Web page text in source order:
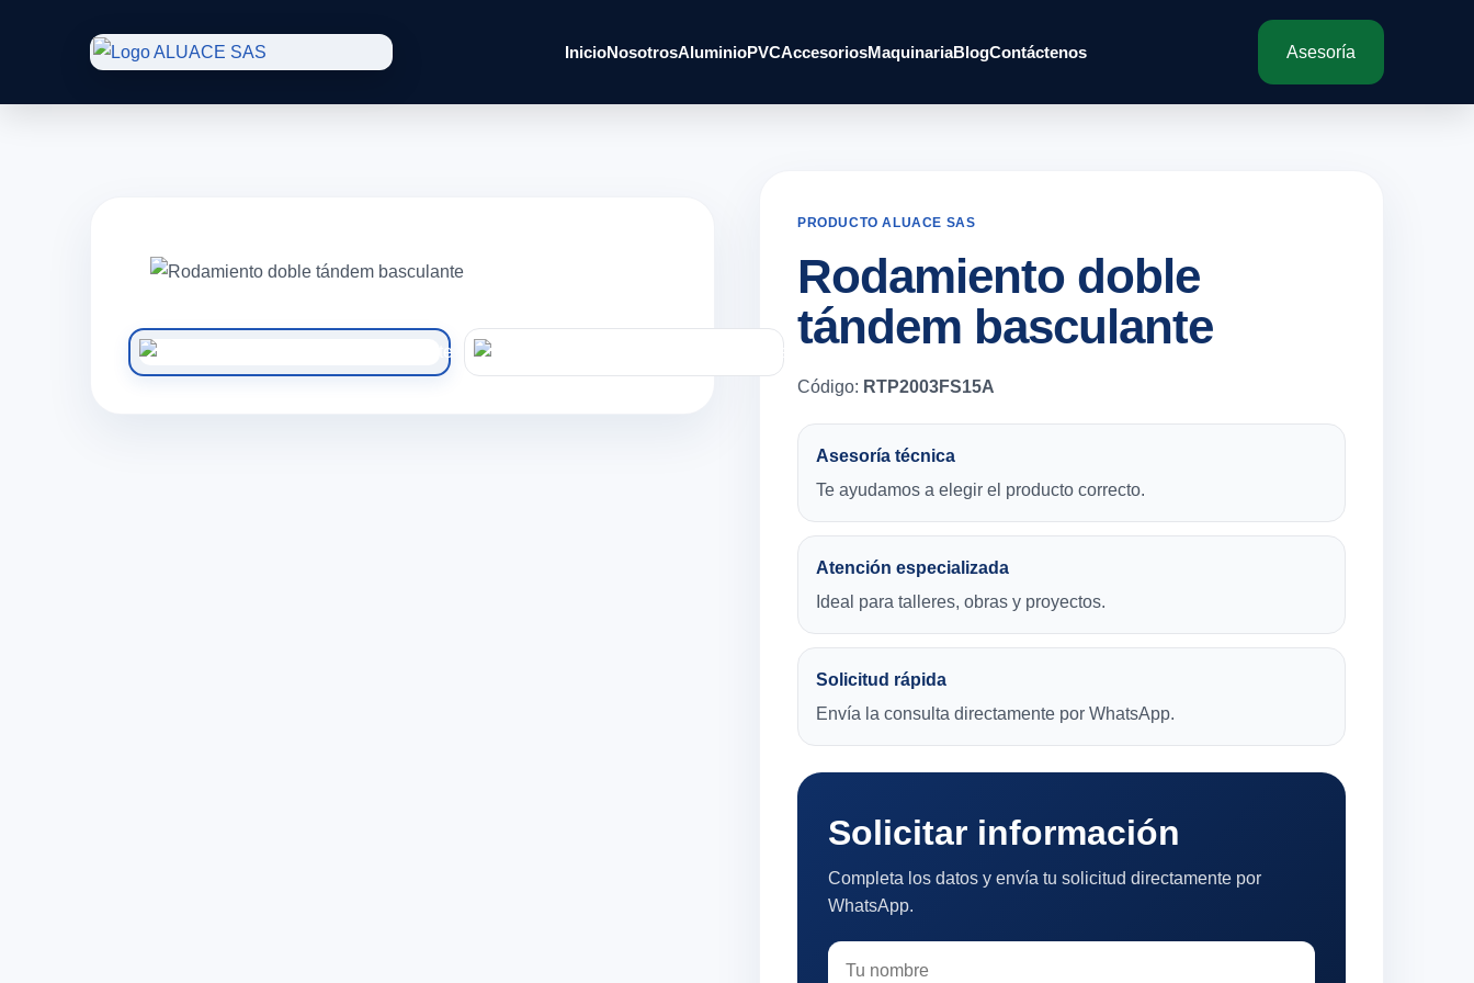
InicioNosotrosAluminioPVCAccesoriosMaquinariaBlogContáctenos Asesoría
PRODUCTO ALUACE SAS
Rodamiento doble
tándem basculante
Código: RTP2003FS15A
Asesoría técnica
Te ayudamos a elegir el producto correcto.
Atención especializada
Ideal para talleres, obras y proyectos.
Solicitud rápida
Envía la consulta directamente por WhatsApp.
Solicitar información
Completa los datos y envía tu solicitud directamente por
WhatsApp.